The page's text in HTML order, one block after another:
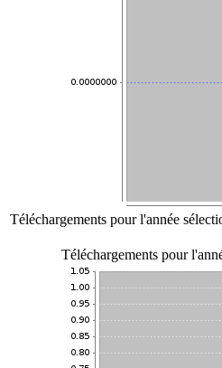
Téléchargements pour l'année
Téléchargements pour